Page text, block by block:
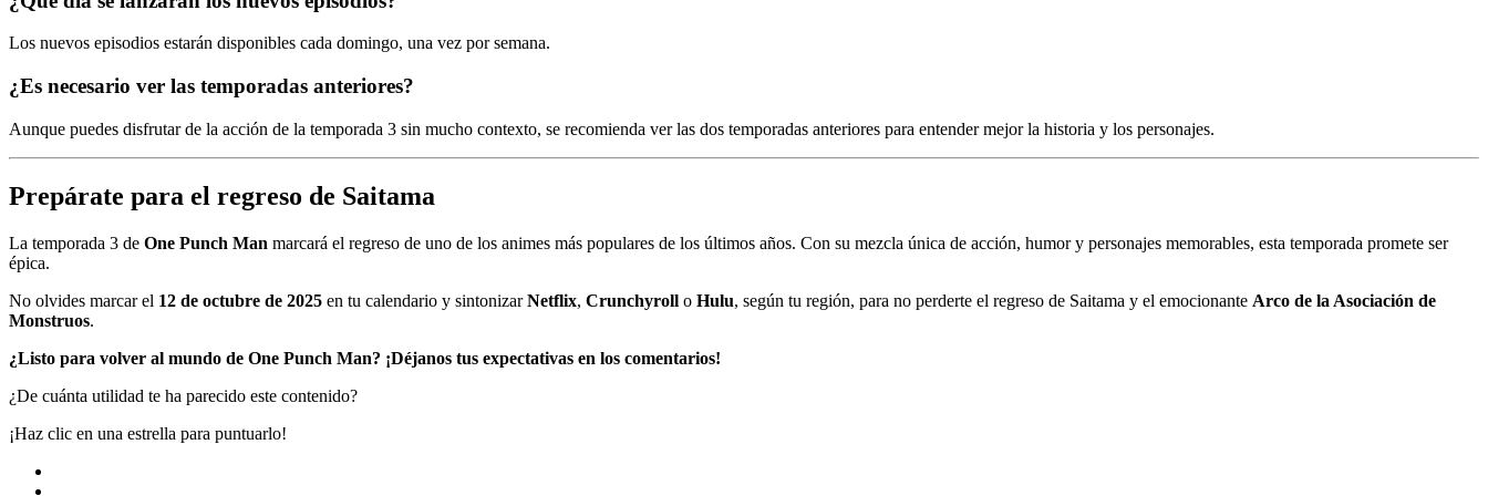
Los nuevos episodios estarán disponibles cada domingo, una vez por semana.
¿Es necesario ver las temporadas anteriores?
Aunque puedes disfrutar de la acción de la temporada 3 sin mucho contexto, se recomienda ver las dos temporadas anteriores para entender mejor la historia y los personajes.
Prepárate para el regreso de Saitama
La temporada 3 de One Punch Man marcará el regreso de uno de los animes más populares de los últimos años. Con su mezcla única de acción, humor y personajes memorables, esta temporada promete ser
épica.
No olvides marcar el 12 de octubre de 2025 en tu calendario y sintonizarNetflix, Crunchyroll o Hulu, según tu región, para no perderte el regreso de Saitama y el emocionante Arco de la Asociación de
Monstruos.
¿Listo para volver al mundo de One Punch Man? ¡Déjanos tus expectativas en los comentarios!
¿De cuánta utilidad te ha parecido este contenido?
¡Haz clic en una estrella para puntuarlo!